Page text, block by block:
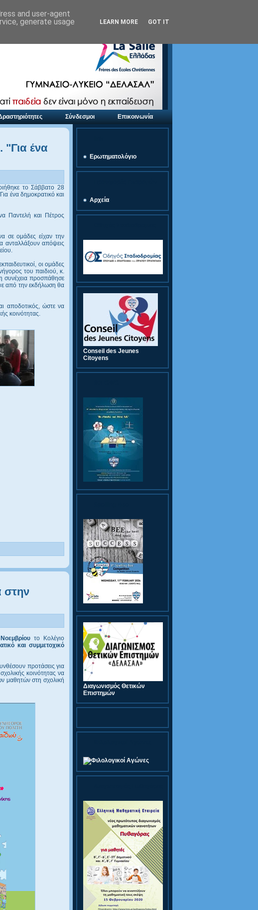
Σύνδεσμοι Επικοινωνία
ένα
το Σάββατο 28
ένα δημοκρατικό και
Παντελή και Πέτρος
σε ομάδες είχαν την
ανταλλάξουν απόψεις
οι ομάδες
του παιδιού, κ.
συνέχεια προσπάθησε
από την εκδήλωση θα
αποδοτικός, ώστε να
κοινότητας.
στην
το Κολέγιο
και συμμετοχικό
προτάσεις για
κοινότητας να
μαθητών στη σχολική
Ερωτηματολόγιο
Αρχεία
Conseil des Jeunes
Citoyens
Διαγωνισμός Θετικών
Επιστημών
and user-agent
generate usage
LEARN MORE GOT IT